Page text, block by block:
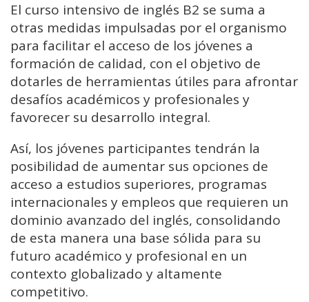
El curso intensivo de inglés B2 se suma a
otras medidas impulsadas por el organismo
para facilitar el acceso de los jóvenes a
formación de calidad, con el objetivo de
dotarles de herramientas útiles para afrontar
desafíos académicos y profesionales y
favorecer su desarrollo integral.
Así, los jóvenes participantes tendrán la
posibilidad de aumentar sus opciones de
acceso a estudios superiores, programas
internacionales y empleos que requieren un
dominio avanzado del inglés, consolidando
de esta manera una base sólida para su
futuro académico y profesional en un
contexto globalizado y altamente
competitivo.